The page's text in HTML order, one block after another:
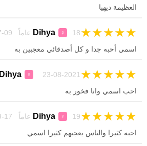
العظيمة ديهيا
Dihya ♀ 18 عاماً 09-07-2021 ★
★
★
★
★
اسمي أحبه جدا و كل أصدقائي معجبين به
Dihya ♀ 23-08-2021 ★
★
★
★
★
احب اسمي وانا فخور به
Dihya ♀ 19 عاماً 17-09-2021 ★
★
★
★
★
احبه كثيرا والناس يعجبهم كثيرا اسمي